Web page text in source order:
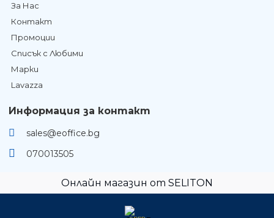
За Нас
Контакт
Промоции
Списък с Любими
Марки
Lavazza
Информация за контакт
sales@eoffice.bg
070013505
Онлайн магазин от SELITON